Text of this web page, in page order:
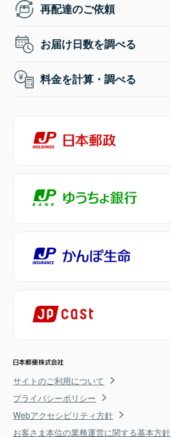
再配達のご依頼
お届け日数を調べる
料金を計算・調べる
サイトのご利用について
プライバシーポリシー
Webアクセシビリティ方針
お客さま本位の業務運営に関する基本方針